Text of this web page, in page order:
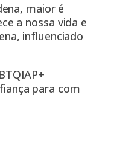
maior é
a nossa vida e
influenciado
para com